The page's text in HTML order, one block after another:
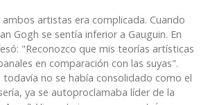
artistas era complicada. Cuando
Gogh se sentía inferior a Gauguin. En
"Reconozco que mis teorías artísticas
en comparación con las suyas".
todavía no se había consolidado como el
ya se autoproclamaba líder de la